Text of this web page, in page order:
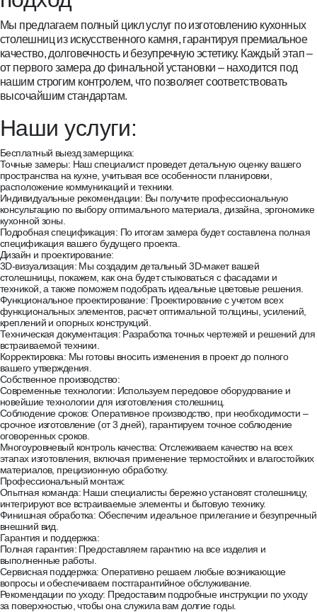
Мы предлагаем полный цикл услуг по изготовлению кухонных
столешниц из искусственного камня, гарантируя премиальное
качество, долговечность и безупречную эстетику. Каждый этап –
от первого замера до финальной установки – находится под
нашим строгим контролем, что позволяет соответствовать
высочайшим стандартам.
Наши услуги:
Бесплатный выезд замерщика:
Точные замеры: Наш специалист проведет детальную оценку вашего
пространства на кухне, учитывая все особенности планировки,
расположение коммуникаций и техники.
Индивидуальные рекомендации: Вы получите профессиональную
консультацию по выбору оптимального материала, дизайна, эргономике
кухонной зоны.
Подробная спецификация: По итогам замера будет составлена полная
спецификация вашего будущего проекта.
Дизайн и проектирование:
3D-визуализация: Мы создадим детальный 3D-макет вашей
столешницы, покажем, как она будет стыковаться с фасадами и
техникой, а также поможем подобрать идеальные цветовые решения.
Функциональное проектирование: Проектирование с учетом всех
функциональных элементов, расчет оптимальной толщины, усилений,
креплений и опорных конструкций.
Техническая документация: Разработка точных чертежей и решений для
встраиваемой техники.
Корректировка: Мы готовы вносить изменения в проект до полного
вашего утверждения.
Собственное производство:
Современные технологии: Используем передовое оборудование и
новейшие технологии для изготовления столешниц.
Соблюдение сроков: Оперативное производство, при необходимости –
срочное изготовление (от 3 дней), гарантируем точное соблюдение
оговоренных сроков.
Многоуровневый контроль качества: Отслеживаем качество на всех
этапах изготовления, включая применение термостойких и влагостойких
материалов, прецизионную обработку.
Профессиональный монтаж:
Опытная команда: Наши специалисты бережно установят столешницу,
интегрируют все встраиваемые элементы и бытовую технику.
Финишная обработка: Обеспечим идеальное прилегание и безупречный
внешний вид.
Гарантия и поддержка:
Полная гарантия: Предоставляем гарантию на все изделия и
выполненные работы.
Сервисная поддержка: Оперативно решаем любые возникающие
вопросы и обеспечиваем постгарантийное обслуживание.
Рекомендации по уходу: Предоставим подробные инструкции по уходу
за поверхностью, чтобы она служила вам долгие годы.